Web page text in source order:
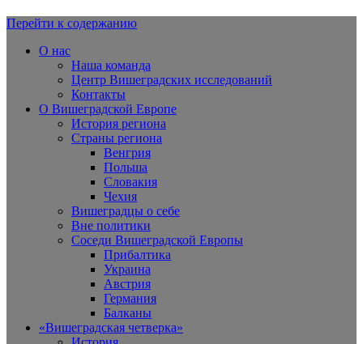
Вишеградская Европа
Перейти к содержанию
О нас
Наша команда
Центр Вишеградских исследований
Контакты
О Вишеградской Европе
История региона
Страны региона
Венгрия
Польша
Словакия
Чехия
Вишеградцы о себе
Вне политики
Соседи Вишеградской Европы
Прибалтика
Украина
Австрия
Германия
Балканы
«Вишеградская четверка»